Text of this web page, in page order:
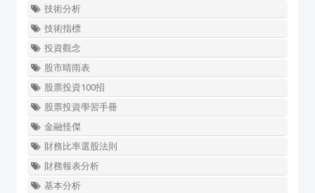
技術分析
技術指標
投資觀念
股市晴雨表
股票投資100招
股票投資學習手冊
金融怪傑
財務比率選股法則
財務報表分析
基本分析